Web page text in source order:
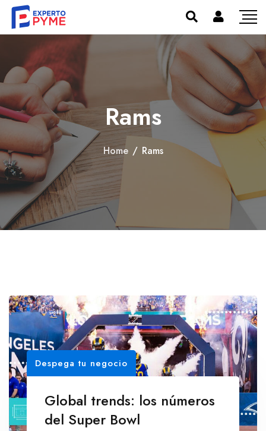
Rams
Home / Rams
Despega tu negocio
Global trends: los números
del Super Bowl